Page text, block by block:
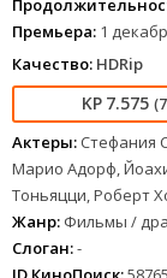
Премьера: 1
Качество: HDRip
7.575
Актеры: Стефания
Марио Адорф,
Тоньяцци, Роберт
Жанр: Фильмы /
Слоган:-